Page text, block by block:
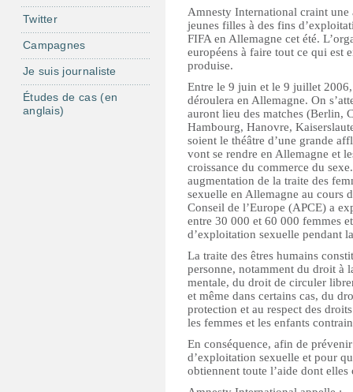
Amnesty International craint une
jeunes filles à des fins
FIFA en Allemagne cet été.
européens à faire tout ce qui est
produise.
Entre le 9 juin et le 9 juillet
déroulera en Allemagne. On
auront lieu des matches (Berlin,
Hambourg, Hanovre,
soient le théâtre d’une grande
vont se rendre en Allemagne et
croissance du commerce du
augmentation de la traite des
sexuelle en Allemagne au cours
Conseil de l’Europe (APCE) a
entre 30 000 et 60 000 femmes
d’exploitation sexuelle pendant
La traite des êtres humains
personne, notamment du droit à
mentale, du droit de circuler
et même dans certains cas, du
protection et au respect des
les femmes et les enfants
En conséquence, afin de
d’exploitation sexuelle et pour
obtiennent toute l’aide dont elles
Twitter
Campagnes
Je suis journaliste
Études de cas (en
anglais)